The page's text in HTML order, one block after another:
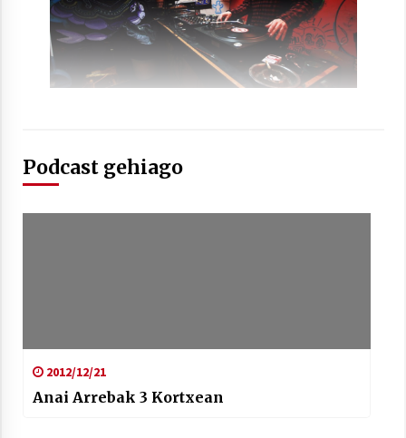
2021/06/30
Podcast gehiago
2012/12/21
Anai Arrebak 3 Kortxean